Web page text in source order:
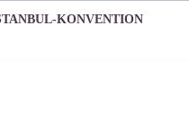
KONVENTION